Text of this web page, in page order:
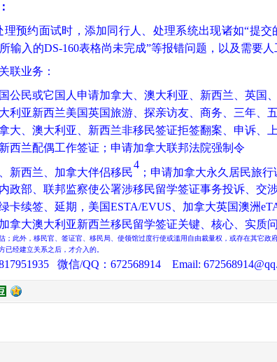
理预约面试时，添加同行人、处理系统出现诸如“提交
输入的DS-160表格尚未完成”等报错问题 ，以及需要
联业务：
公民或它国人申请加拿大、澳大利亚、新西兰、英国
利亚新西兰美国英国旅游、探亲访友、商务、三年、
大、澳大利亚、新西兰非移民签证拒签翻案、申诉、
西兰配偶工作签证 ；申请加拿大联邦法院强制令
新西兰、加拿大伴侣移民
4
；申请加拿大永久居民旅行
政部、联邦监察使公署涉移民留学签证事务投诉、交
卡续签、延期， 美国ESTA/EVUS 、加拿大英国澳洲
拿大澳大利亚新西兰移民留学签证关键、核心、实质
；此外，移民官、签证官、移民局、使领馆过度行使或滥用自由裁量权，或存在其它政
已经建立关系之后，才介入的。
微信/QQ ：672568914 Email: